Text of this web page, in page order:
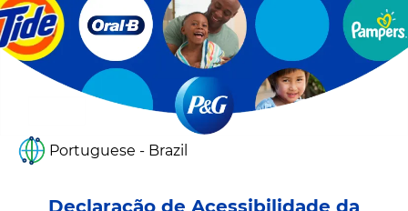
Portuguese - Brazil